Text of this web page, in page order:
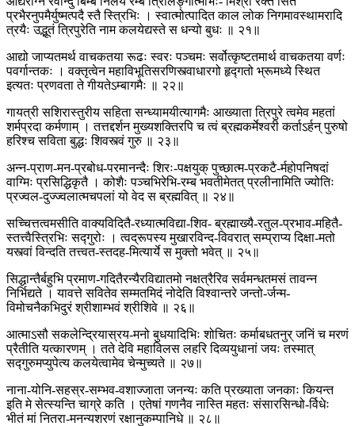
प्रभैरनुपमैर्युष्मत्पदै स्तै स्त्रिभिः । स्वात्मोत्पादित काल लोक निगमावस्थामरादि
त्रयैः उद्भूतं त्रिपुरेति नाम कलयेद्यस्ते स धन्यो बुधः ॥ २१॥
आद्यो जाप्यतमर्थ वाचकतया रूढः स्वरः पञ्चमः सर्वोत्कृष्टतमार्थ वाचकतया वर्णः
पवर्गान्तकः । वक्तृत्वेन महाविभूतिसरणिस्त्वाधारगो हृद्गतो भ्रूमध्ये स्थित
इत्यतः प्रणवता ते गीयतेऽम्बागमैः ॥ २२॥
गायत्री सशिरास्तुरीय सहिता सन्ध्यामयीत्यागमैः आख्याता त्रिपुरे त्वमेव महतां
शर्मप्रदा कर्मणाम् । तत्तद्दर्शन मुख्यशक्तिरपि च त्वं ब्रह्मकर्मेश्वरी कर्ताऽर्हन् पुरुषो
हरिश्च सविता बुद्धः शिवस्त्वं गुरु ॥ २३॥
अन्न-प्राण-मन-प्रबोध-परमानन्दैः शिरः-पक्षयुक् पुच्छात्म-प्रकटै-र्महोपनिषदां
वाग्मिः प्रसिद्धिकृतै । कोशैः पञ्चभिरेभि-रम्ब भवतीमेतत् प्रलीनामिति ज्योतिः
प्रज्वल-दुज्ज्वलात्मचपलां यो वेद स ब्रह्मवित् ॥ २४॥
सच्चित्तत्वमसीति वाक्यविदितै-रध्यात्मविद्या-शिव- ब्रह्माख्यै-रतुल-प्रभाव-महितै-
स्तत्त्वैस्त्रिभिः सद्गुरोः । त्वद्रूपस्य मुखारविन्द-विवरात् सम्प्राप्य दिक्षा-मतो
यस्त्वां विन्दति तत्त्वत-स्तदह-मित्यार्ये स मुक्तो भवेत् ॥ २५॥
सिद्धान्तैर्बहुभि प्रमाण-गदितैरन्यैरविद्यातमो नक्षत्रैरिव सर्वमन्धतमसं तावन्न
निर्भिद्यते । यावत्ते सवितेव सम्मतमिदं नोदेति विश्वान्तरे जन्तो-र्जन्म-
विमोचनैकभिदुरं श्रीशाम्भवं श्रीशिवे ॥ २६॥
आत्माऽसौ सकलेन्द्रियास्रय-मनो बुधयादिभिः शोचितः कर्माबधतनुर् जनिं च मरणं
प्रैतीति यत्कारणम् । तते देवि महाविलस लहरि दिव्ययुधानां जयः तस्मात्
सद्गुरुमप्युपेत्य कलयेत्वामेव चेन्मुच्यते ॥ २७॥
नाना-योनि-सहस्र-सम्भव-वशाज्जाता जनन्यः कति प्रख्याता जनकाः कियन्त
इति मे सेत्स्यन्ति चाग्रे कति । एतेषां गणनैव नास्ति महतः संसारसिन्धो-र्विधेः
भीतं मां नितरा-मनन्यशरणं रक्षानुकम्पानिधे ॥ २८॥